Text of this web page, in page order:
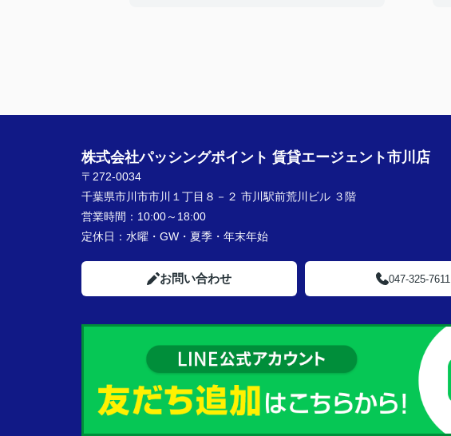
株式会社パッシングポイント 賃貸エージェント市川店
〒272-0034
千葉県市川市市川１丁目８－２ 市川駅前荒川ビル ３階
営業時間： 10:00～18:00
定休日： 水曜・GW・夏季・年末年始
お問い合わせ 047-325-7611